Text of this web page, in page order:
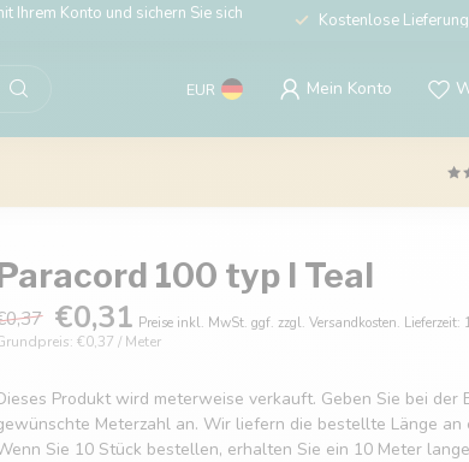
Ihrem Konto und sichern Sie sich Kostenlose
EUR Mein Konto
100 typ I Teal
€0,31 Preise inkl. MwSt. ggf. zzgl. Versandkosten. Lieferzeit:
€0,37 / Meter
Produkt wird meterweise verkauft. Geben Sie bei der
Meterzahl an. Wir liefern die bestellte Länge an
Sie 10 Stück bestellen, erhalten Sie ein 10 Meter